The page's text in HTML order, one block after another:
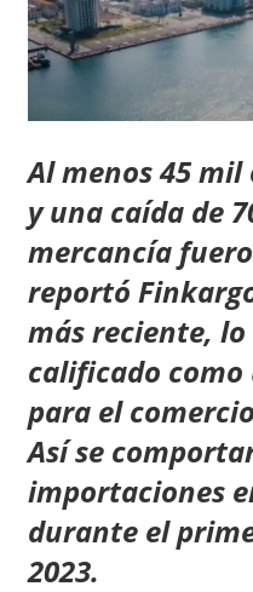
Al menos 45
y una caída de
mercancía
reportó
más reciente, lo
calificado
para el
Así se
importaciones
durante el
2023.